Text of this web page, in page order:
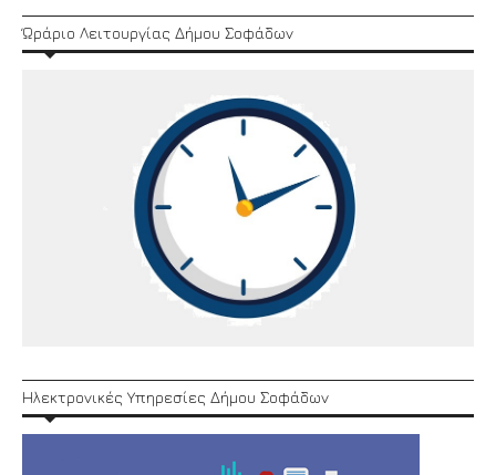
Ώράριο Λειτουργίας Δήμου Σοφάδων
Ηλεκτρονικές Υπηρεσίες Δήμου Σοφάδων